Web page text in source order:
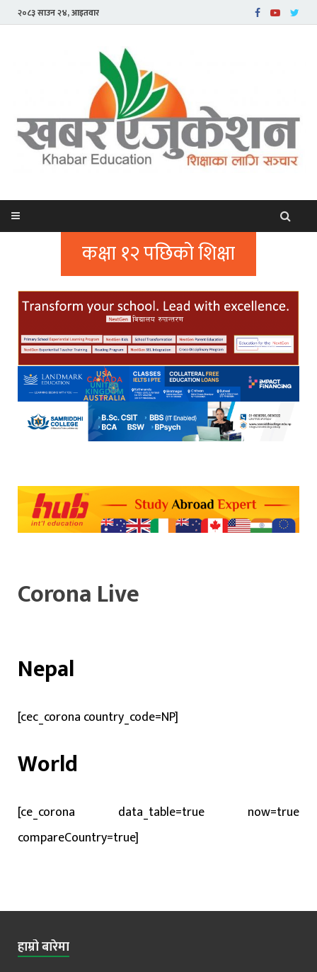
२०८३ साउन २४, आइतवार
कक्षा १२ पछिको शिक्षा
Corona Live
Nepal
[cec_corona country_code=NP]
World
[ce_corona data_table=true now=true
compareCountry=true]
हाम्रो बारेमा